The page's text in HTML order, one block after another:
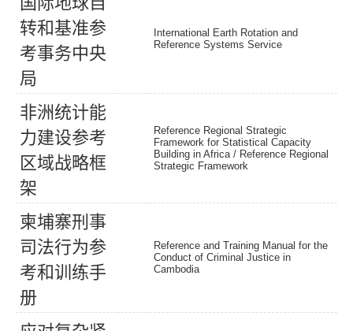
转和基准参
考事务中央
局
International Earth Rotation and
Reference Systems Service
非洲统计能
力建设参考
区域战略框
架
Reference Regional Strategic
Framework for Statistical Capacity
Building in Africa / Reference Regional
Strategic Framework
柬埔寨刑 事
司 法行为参
考和训 练手
册
Reference and Training Manual for the
Conduct of Criminal Justice in
Cambodia